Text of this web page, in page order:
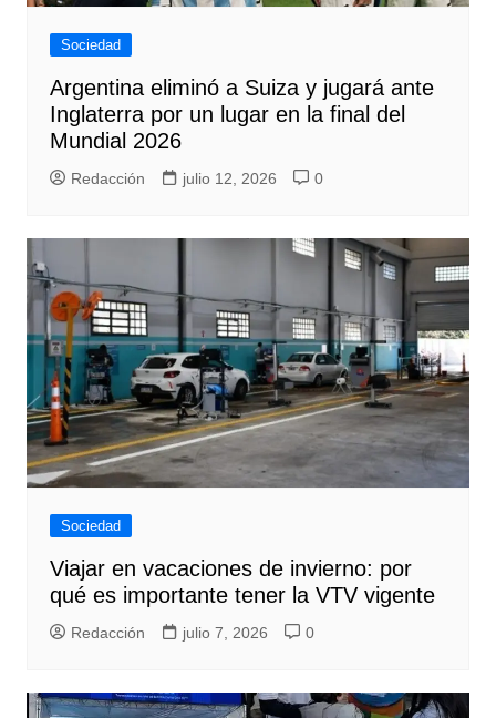
Sociedad
Argentina eliminó a Suiza y jugará ante
Inglaterra por un lugar en la final del
Mundial 2026
Redacción julio 12, 2026 0
Sociedad
Viajar en vacaciones de invierno: por
qué es importante tener la VTV vigente
Redacción julio 7, 2026 0